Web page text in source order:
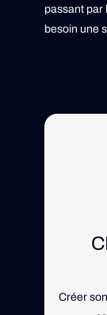
passant par
besoin une
Créer